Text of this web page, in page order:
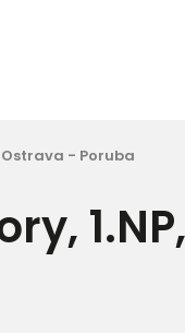
Ostrava - Poruba
1.NP,